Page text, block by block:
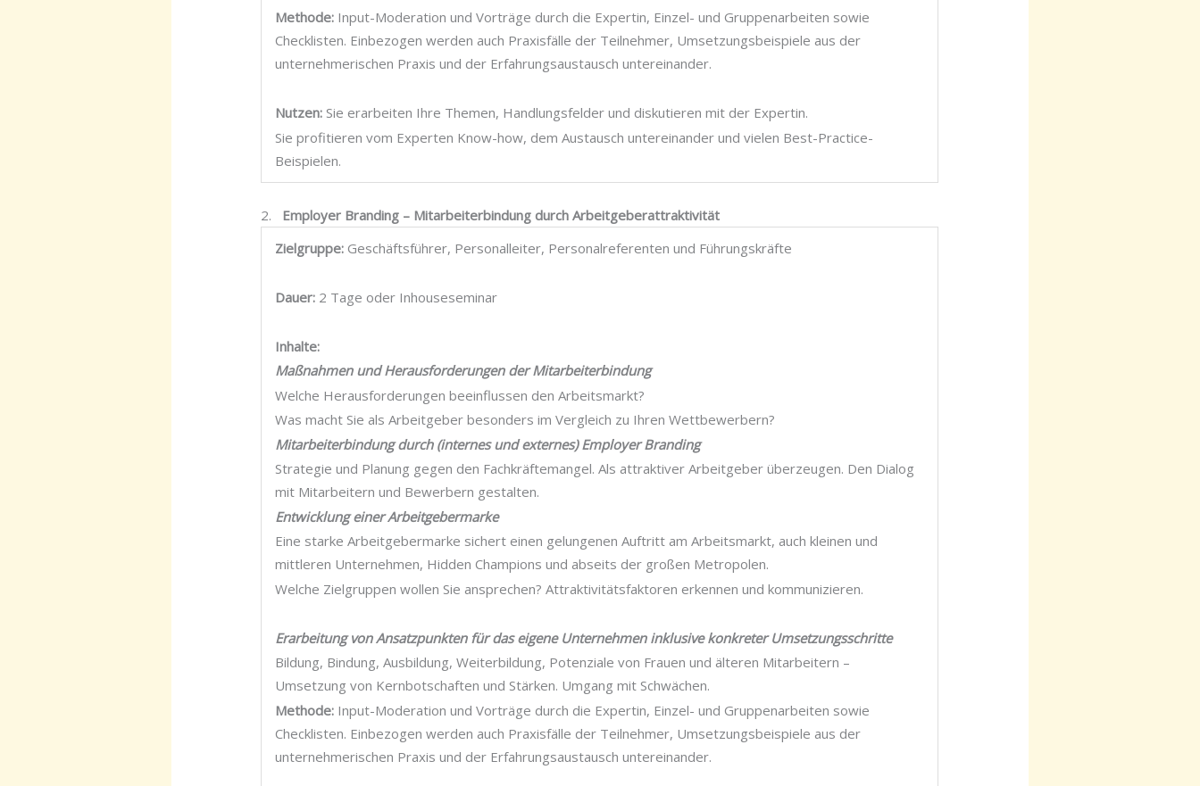
Methode: Input-Moderation und Vorträge durch die Expertin, Einzel- und Gruppenarbeiten sowie
Checklisten. Einbezogen werden auch Praxisfälle der Teilnehmer, Umsetzungsbeispiele aus der
unternehmerischen Praxis und der Erfahrungsaustausch untereinander.
Nutzen: Sie erarbeiten Ihre Themen, Handlungsfelder und diskutieren mit der Expertin.
Sie profitieren vom Experten Know-how, dem Austausch untereinander und vielen Best-Practice-
Beispielen.
2.
Employer Branding – Mitarbeiterbindung durch Arbeitgeberattraktivität
Zielgruppe: Geschäftsführer, Personalleiter, Personalreferenten und Führungskräfte
Dauer: 2 Tage oder Inhouseseminar
Inhalte:
Maßnahmen und Herausforderungen der Mitarbeiterbindung
Welche Herausforderungen beeinflussen den Arbeitsmarkt?
Was macht Sie als Arbeitgeber besonders im Vergleich zu Ihren Wettbewerbern?
Mitarbeiterbindung durch (internes und externes) Employer Branding
Strategie und Planung gegen den Fachkräftemangel. Als attraktiver Arbeitgeber überzeugen. Den Dialog
mit Mitarbeitern und Bewerbern gestalten.
Entwicklung einer Arbeitgebermarke
Eine starke Arbeitgebermarke sichert einen gelungenen Auftritt am Arbeitsmarkt, auch kleinen und
mittleren Unternehmen, Hidden Champions und abseits der großen Metropolen.
Welche Zielgruppen wollen Sie ansprechen? Attraktivitätsfaktoren erkennen und kommunizieren.
Erarbeitung von Ansatzpunkten für das eigene Unternehmen inklusive konkreter Umsetzungsschritte
Bildung, Bindung, Ausbildung, Weiterbildung, Potenziale von Frauen und älteren Mitarbeitern –
Umsetzung von Kernbotschaften und Stärken. Umgang mit Schwächen.
Methode: Input-Moderation und Vorträge durch die Expertin, Einzel- und Gruppenarbeiten sowie
Checklisten. Einbezogen werden auch Praxisfälle der Teilnehmer, Umsetzungsbeispiele aus der
unternehmerischen Praxis und der Erfahrungsaustausch untereinander.